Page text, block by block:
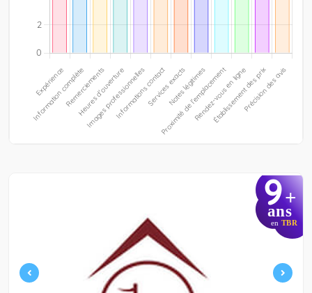
9+
ans
en TBR